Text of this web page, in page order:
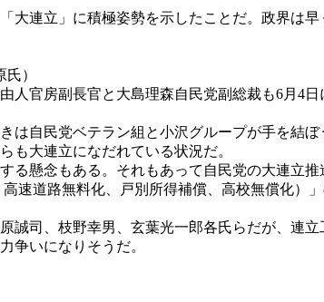
連立」に積極姿勢を示したことだ。政界は早
）
官房副長官と大島理森自民党副総裁も6月4日
自民党ベテラン組と小沢グループが手を結
も大連立になだれている状況だ。
懸念もある。それもあって自民党の大連立
速道路無料化、戸別所得補償、高校無償化）
司、枝野幸男、玄葉光一郎各氏らだが、連立
争いになりそうだ。